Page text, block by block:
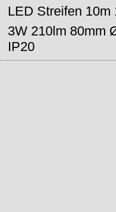
LED Streifen 10m
3W 210lm 80mm
IP20